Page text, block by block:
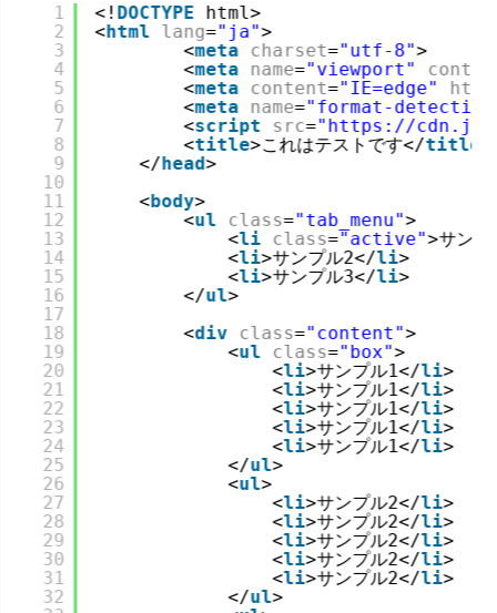
1
2
3
4
5
6
7
8
9
10
11
12
13
14
15
16
17
18
19
20
21
22
23
24
25
26
27
28
29
30
31
32
<! DOCTYPE html>
<html lang="ja">
<meta charset="utf-8">
<meta name="viewport"
<meta content="IE=edge"
<meta name="format-
<script src="https://
<title>これはテストです</title
</head>
<body>
<ul class="tab_menu">
<li class="active">サン
<li>サンプル2</li>
<li>サンプル3</li>
</ul>
<div class="content">
<ul class="box">
<li>サンプル1</li>
<li>サンプル1</li>
<li>サンプル1</li>
<li>サンプル1</li>
<li>サンプル1</li>
</ul>
<ul>
<li>サンプル2</li>
<li>サンプル2</li>
<li>サンプル2</li>
<li>サンプル2</li>
<li>サンプル2</li>
</ul>